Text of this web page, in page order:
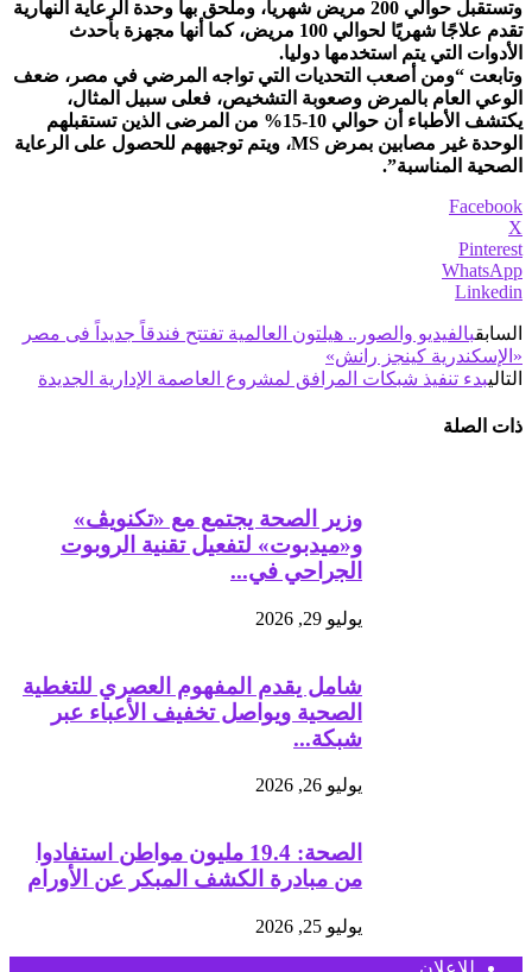
وتستقبل حوالي 200 مريض شهريا، وملحق بها وحدة الرعاية النهارية
تقدم علاجًا شهريًا لحوالي 100 مريض، كما أنها مجهزة بأحدث
الأدوات التي يتم استخدمها دوليا.
وتابعت “ومن أصعب التحديات التي تواجه المرضي في مصر، ضعف
الوعي العام بالمرض وصعوبة التشخيص، فعلى سبيل المثال،
يكتشف الأطباء أن حوالي 10-15% من المرضى الذين تستقبلهم
الوحدة غير مصابين بمرض MS، ويتم توجيههم للحصول على الرعاية
الصحية المناسبة”.
Facebook
X
Pinterest
WhatsApp
Linkedin
السابقبالفيديو والصور.. هيلتون العالمية تفتتح فندقاً جديداً فى مصر
«الإسكندرية كينجز رانش»
التاليبدء تنفيذ شبكات المرافق لمشروع العاصمة الإدارية الجديدة
ذات الصلة
وزير الصحة يجتمع مع «تكنويڤ»
و«ميدبوت» لتفعيل تقنية الروبوت
الجراحي في...
يوليو 29, 2026
شامل يقدم المفهوم العصري للتغطية
الصحية ويواصل تخفيف الأعباء عبر
شبكة...
يوليو 26, 2026
الصحة: 19.4 مليون مواطن استفادوا
من مبادرة الكشف المبكر عن الأورام
يوليو 25, 2026
للإعلان